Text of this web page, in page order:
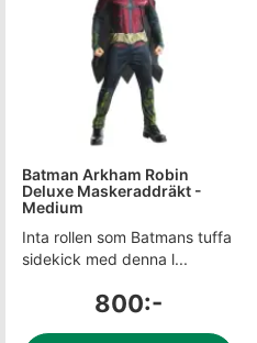
Batman Arkham Robin
Deluxe Maskeraddräkt -
Medium
Inta rollen som Batmans tuffa
sidekick med denna l...
800:-